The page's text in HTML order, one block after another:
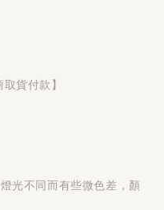
貨付款】
光不同而有些微色差，顏